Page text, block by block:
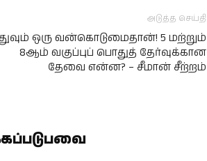
அடுத்த செய்தி
ஒரு வன்கொடுமைதான்! 5 மற்றும்
8ஆம் வகுப்புப் பொதுத் தேர்வுக்கான
தேவை என்ன? – சீமான் சீற்றம்